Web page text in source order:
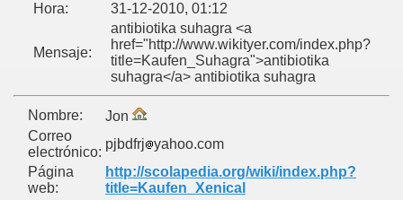
Hora:
31-12-2010, 01:12
Mensaje:
antibiotika suhagra <a
href="http://www.wikityer.com/index.php?
title=Kaufen_Suhagra">antibiotika
suhagra</a> antibiotika suhagra
Nombre:
Jon
Correo
electrónico:
pjbdfrj
yahoo.com
Página
web:
http://scolapedia.org/wiki/index.php?
title=Kaufen_Xenical